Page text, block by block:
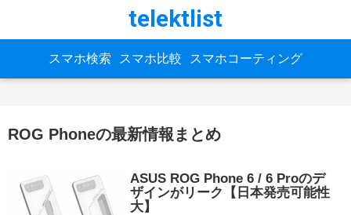
telektlist
スマホ検索 スマホ比較 スマホコーティング
ROG Phoneの最新情報まとめ
ASUS ROG Phone 6 / 6 Proのデ
ザインがリーク【日本発売可能性
大】